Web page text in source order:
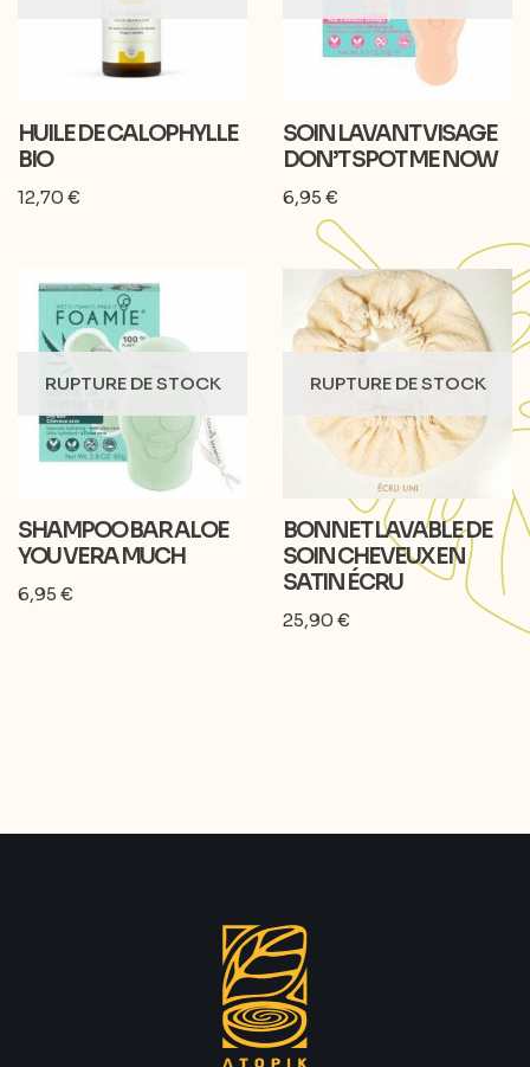
HUILE DE CALOPHYLLE
BIO
12,70€
SOIN LAVANT VISAGE
DON’T SPOT ME NOW
6,95 €
RUPTURE DE STOCK
SHAMPOO BAR ALOE
YOU VERA MUCH
6,95 €
RUPTURE DE STOCK
BONNET LAVABLE DE
SOIN CHEVEUX EN
SATIN ÉCRU
25,90€